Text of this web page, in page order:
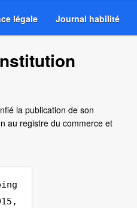
légale Journal habilité
la publication de son
au registre du commerce et